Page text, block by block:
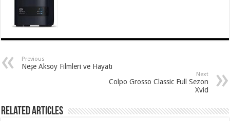
Previous
Neşe Aksoy Filmleri ve Hayatı
Next
Colpo Grosso Classic Full Sezon
Xvid
Related Articles